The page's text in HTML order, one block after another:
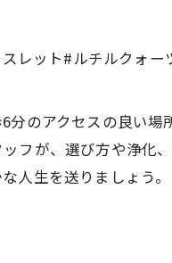
レット#ルチルクォー
のアクセスの良い
フが、選び方や浄化
人生を送りましょう。